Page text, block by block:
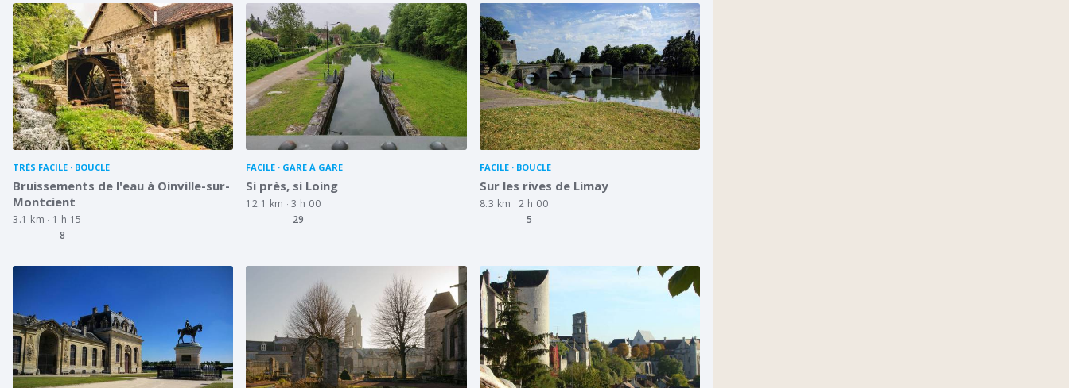
TRÈS FACILE BOUCLE
Bruissements de l'eau à Oinville-sur-
Montcient
3.1 km
1 h 15
8
FACILE GARE À GARE
Si près, si Loing
12.1 km
3 h 00
29
FACILE BOUCLE
Sur les rives de Limay
8.3 km
2 h 00
5